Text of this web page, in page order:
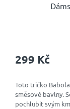
299 Kč
Toto tričko
směsové bavlny.
pochlubit svým